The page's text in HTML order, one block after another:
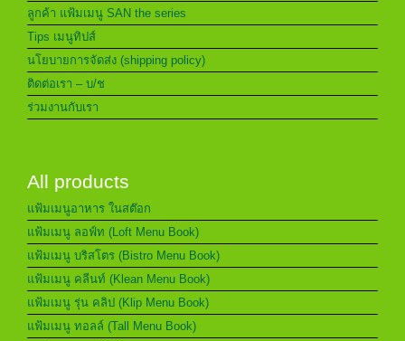
ลูกค้า แฟ้มเมนู SAN the series
Tips เมนูทิปส์
นโยบายการจัดส่ง (shipping policy)
ติดต่อเรา – บ/ช
ร่วมงานกับเรา
All products
แฟ้มเมนูอาหาร ในสต๊อก
แฟ้มเมนู ลอฟ์ท (Loft Menu Book)
แฟ้มเมนู บริสโตร (Bistro Menu Book)
แฟ้มเมนู คลีนท์ (Klean Menu Book)
แฟ้มเมนู รุ่น คลิป (Klip Menu Book)
แฟ้มเมนู ทอลล์ (Tall Menu Book)